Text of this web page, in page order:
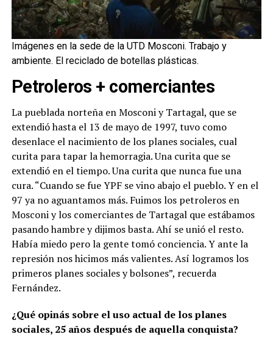
Imágenes en la sede de la UTD Mosconi. Trabajo y
ambiente. El reciclado de botellas plásticas.
Petroleros + comerciantes
La pueblada norteña en Mosconi y Tartagal, que se
extendió hasta el 13 de mayo de 1997, tuvo como
desenlace el nacimiento de los planes sociales, cual
curita para tapar la hemorragia. Una curita que se
extendió en el tiempo. Una curita que nunca fue una
cura. “Cuando se fue YPF se vino abajo el pueblo. Y en el
97 ya no aguantamos más. Fuimos los petroleros en
Mosconi y los comerciantes de Tartagal que estábamos
pasando hambre y dijimos basta. Ahí se unió el resto.
Había miedo pero la gente tomó conciencia. Y ante la
represión nos hicimos más valientes. Así logramos los
primeros planes sociales y bolsones”, recuerda
Fernández.
¿Qué opinás sobre el uso actual de los planes
sociales, 25 años después de aquella conquista?